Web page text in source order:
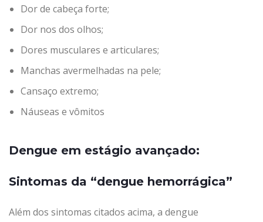
Dor de cabeça forte;
Dor nos dos olhos;
Dores musculares e articulares;
Manchas avermelhadas na pele;
Cansaço extremo;
Náuseas e vômitos
Dengue em estágio avançado:
Sintomas da “dengue hemorrágica”
Além dos sintomas citados acima, a dengue